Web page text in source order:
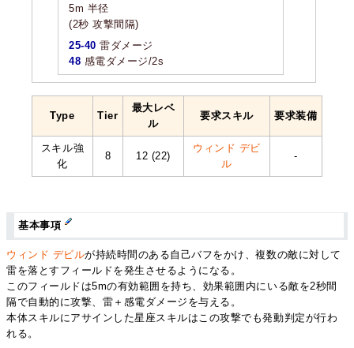
5m 半径
(2秒 攻撃間隔)
25-40 雷ダメージ
48 感電ダメージ/2s
Type Tier
最大レベ
ル
要求スキル 要求装備
スキル強
化
8 12 (22)
ウィンド デビ
ル
-
基本事項
ウィンド デビルが持続時間のある自己バフをかけ、複数の敵に対して
雷を落とすフィールドを発生させるようになる。
このフィールドは5mの有効範囲を持ち、効果範囲内にいる敵を2秒間
隔で自動的に攻撃、雷＋感電ダメージを与える。
本体スキルにアサインした星座スキルはこの攻撃でも発動判定が行わ
れる。